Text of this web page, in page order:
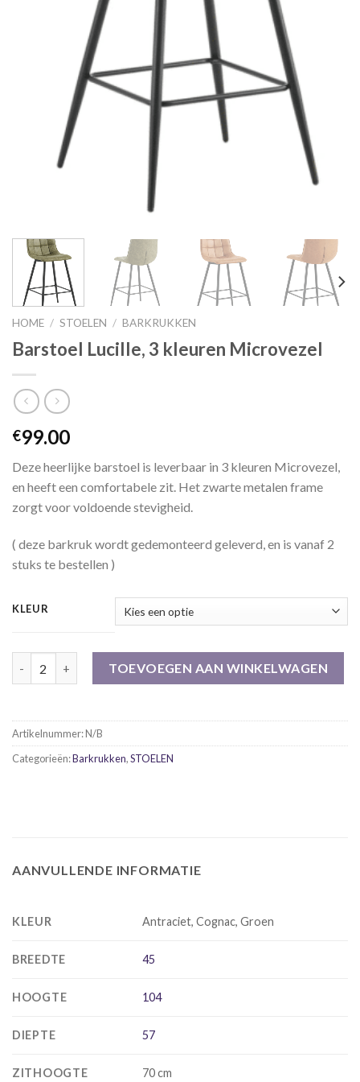
HOME / STOELEN / BARKRUKKEN
Barstoel Lucille, 3 kleuren Microvezel
€99.00
Deze heerlijke barstoel is leverbaar in 3 kleuren Microvezel,
en heeft een comfortabele zit. Het zwarte metalen frame
zorgt voor voldoende stevigheid.
( deze barkruk wordt gedemonteerd geleverd, en is vanaf 2
stuks te bestellen )
KLEUR
TOEVOEGEN AAN WINKELWAGEN
Artikelnummer:N/B
Categorieën:Barkrukken,STOELEN
AANVULLENDE INFORMATIE
KLEUR Antraciet, Cognac, Groen
BREEDTE 45
HOOGTE 104
DIEPTE 57
ZITHOOGTE 70 cm